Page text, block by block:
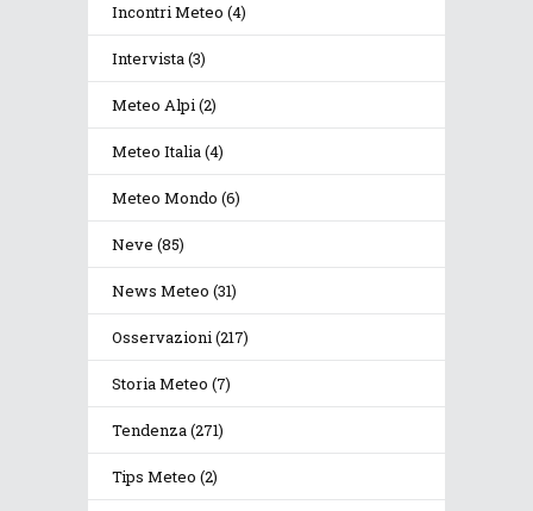
Incontri Meteo (4)
Intervista(3)
Meteo Alpi(2)
Meteo Italia(4)
Meteo Mondo (6)
Neve (85)
News Meteo (31)
Osservazioni(217)
Storia Meteo (7)
Tendenza(271)
Tips Meteo (2)